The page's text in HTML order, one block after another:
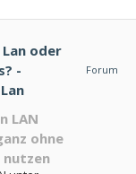
oder
-
Forum
LAN
ohne